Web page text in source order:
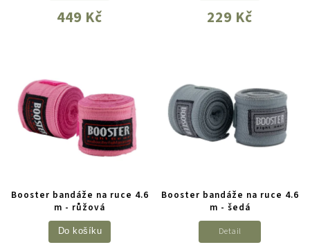
449 Kč 229 Kč
Booster bandáže na ruce 4.6
m - růžová
Do košíku
Booster bandáže na ruce 4.6
m - šedá
Detail